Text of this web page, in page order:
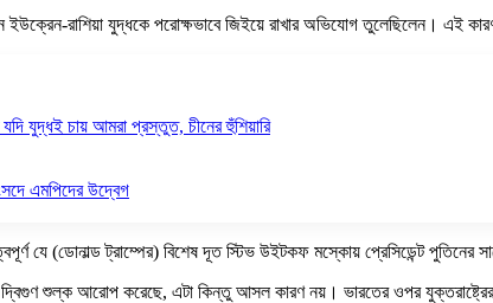
ইউক্রেন-রাশিয়া যুদ্ধকে পরোক্ষভাবে জিইয়ে রাখার অভিযোগ তুলেছিলেন। এই
যুদ্ধই চায় আমরা প্রস্তুত, চীনের হুঁশিয়ারি
এমপিদের উদ্বেগ
যে (ডোনাল্ড ট্রাম্পের) বিশেষ দূত স্টিভ উইটকফ মস্কোয় প্রেসিডেন্ট পুতিনের
দ্বিগুণ শুল্ক আরোপ করেছে, এটা কিন্তু আসল কারণ নয়। ভারতের ওপর